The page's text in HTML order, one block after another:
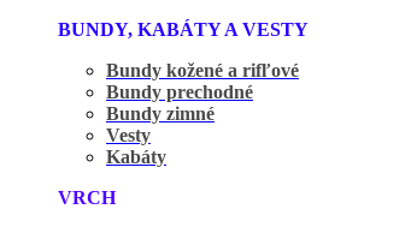
BUNDY, KABÁTY A VESTY
Bundy kožené a rifľové
Bundy prechodné
Bundy zimné
Vesty
Kabáty
VRCH